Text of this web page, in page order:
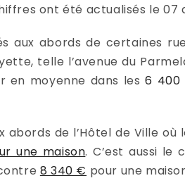
ont été actualisés le 07
aux abords de certaines
telle l’avenue du
en moyenne dans les6 400
abords de l’Hôtel de Ville où
une maison. C’est aussi le
8 340 € pour une